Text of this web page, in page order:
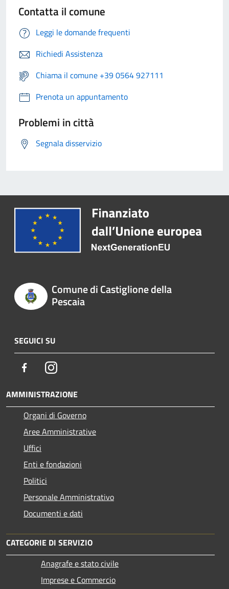
Contatta il comune
Leggi le domande frequenti
Richiedi Assistenza
Chiama il comune +39 0564 927111
Prenota un appuntamento
Problemi in città
Segnala disservizio
Comune di Castiglione della
Pescaia
SEGUICI SU
FacebookInstagram
AMMINISTRAZIONE
Organi di Governo
Aree Amministrative
Uffici
Enti e fondazioni
Politici
Personale Amministrativo
Documenti e dati
CATEGORIE DI SERVIZIO
Anagrafe e stato civile
Imprese e Commercio